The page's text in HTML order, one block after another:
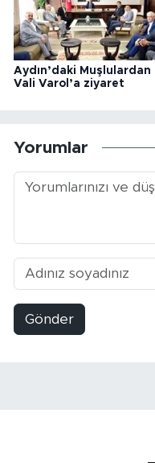
Aydın’daki Muşlulardan
Vali Varol’a ziyaret
Yorumlar
Gönder